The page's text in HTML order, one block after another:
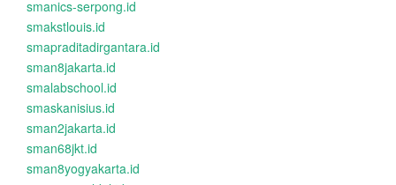
smanics-serpong.id
smakstlouis.id
smapraditadirgantara.id
sman8jakarta.id
smalabschool.id
smaskanisius.id
sman2jakarta.id
sman68jkt.id
sman8yogyakarta.id